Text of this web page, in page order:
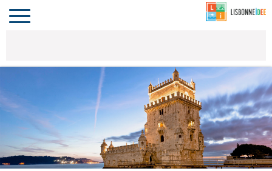
LE PORTUGAL
Toggle
navigation